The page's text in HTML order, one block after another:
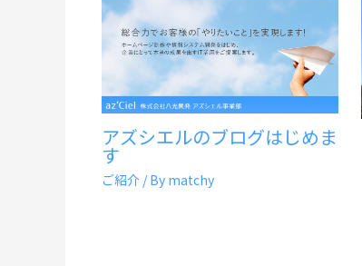
アズシエルのブログはじめま
す
ご紹介 / By matchy